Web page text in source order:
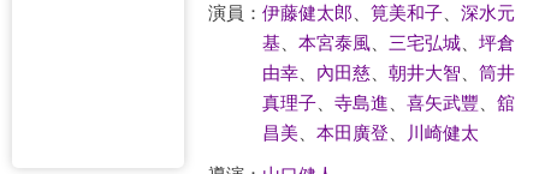
演員： 伊藤健太郎 筧美和子、 深水元
基、 本宮泰風、 三宅弘城、 坪倉
由幸、 內田慈、 朝井大智
筒井
真理子、 寺島進 喜矢武豐
舘
昌美、 本田廣登 川崎健太